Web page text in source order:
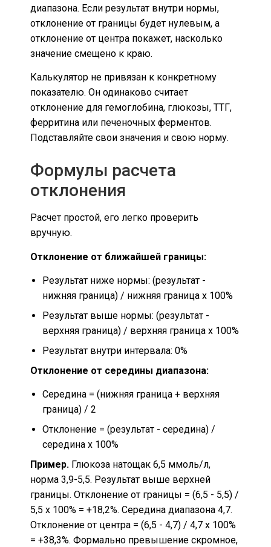
диапазона. Если результат внутри нормы,
отклонение от границы будет нулевым, а
отклонение от центра покажет, насколько
значение смещено к краю.
Калькулятор не привязан к конкретному
показателю. Он одинаково считает
отклонение для гемоглобина, глюкозы, ТТГ,
ферритина или печеночных ферментов.
Подставляйте свои значения и свою норму.
Формулы расчета
отклонения
Расчет простой, его легко проверить
вручную.
Отклонение от ближайшей границы:
Результат ниже нормы: (результат -
нижняя граница) / нижняя граница x 100%
Результат выше нормы: (результат -
верхняя граница) / верхняя граница x 100%
Результат внутри интервала: 0%
Отклонение от середины диапазона:
Середина = (нижняя граница + верхняя
граница) / 2
Отклонение = (результат - середина) /
середина x 100%
Пример. Глюкоза натощак 6,5 ммоль/л,
норма 3,9-5,5. Результат выше верхней
границы. Отклонение от границы = (6,5 - 5,5) /
5,5 x 100% = +18,2%. Середина диапазона 4,7.
Отклонение от центра = (6,5 - 4,7) / 4,7 x 100%
= +38,3%. Формально превышение скромное,